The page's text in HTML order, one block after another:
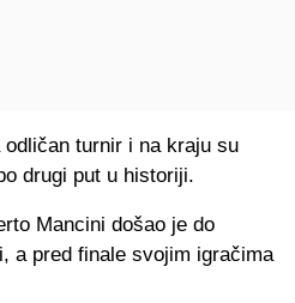
turnir i na kraju su
drugi put u historiji.
Mancini došao je do
a pred finale svojim igračima